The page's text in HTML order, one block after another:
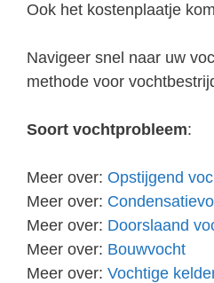
Ook het kostenplaatje
Navigeer snel naar uw
methode voor
Soort vochtprobleem:
Meer over: Opstijgend
Meer over:
Meer over: Doorslaand
Meer over: Bouwvocht
Meer over: Vochtige